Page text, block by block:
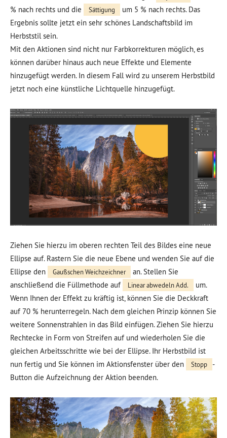
% nach rechts und die
Sättigung
um 5 % nach rechts. Das
Ergebnis sollte jetzt ein sehr schönes Landschaftsbild im
Herbststil sein.
Mit den Aktionen sind nicht nur Farbkorrekturen möglich, es
können darüber hinaus auch neue Effekte und Elemente
hinzugefügt werden. In diesem Fall wird zu unserem Herbstbild
jetzt noch eine künstliche Lichtquelle hinzugefügt.
Ziehen Sie hierzu im oberen rechten Teil des Bildes eine neue
Ellipse auf. Rastern Sie die neue Ebene und wenden Sie auf die
Ellipse den
Gaußschen Weichzeichner
an. Stellen Sie
anschließend die Füllmethode auf
Linear abwedeln Add.
um.
Wenn Ihnen der Effekt zu kräftig ist, können Sie die Deckkraft
auf 70 % herunterregeln. Nach dem gleichen Prinzip können Sie
weitere Sonnenstrahlen in das Bild einfügen. Ziehen Sie hierzu
Rechtecke in Form von Streifen auf und wiederholen Sie die
gleichen Arbeitsschritte wie bei der Ellipse. Ihr Herbstbild ist
nun fertig und Sie können im Aktionsfenster über den
Stopp
-
Button die Aufzeichnung der Aktion beenden.